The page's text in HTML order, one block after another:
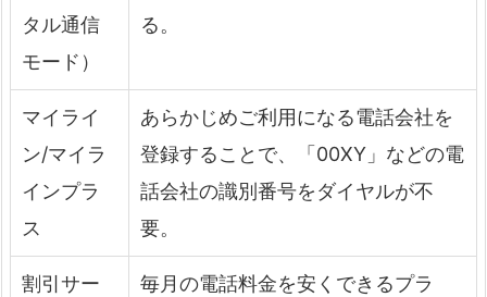
タル通信
モード）
る。
マイライ
ン/マイラ
インプラ
ス
あらかじめご利用になる電話会社を
登録することで、「00XY」などの電
話会社の識別番号をダイヤルが不
要。
割引サー
毎月の電話料金を安くできるプラ